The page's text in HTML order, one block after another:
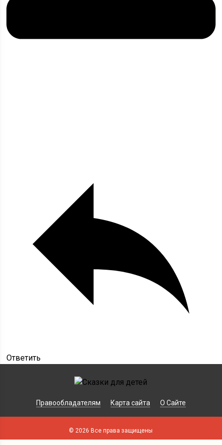
Ответить
Правообладателям Карта сайта О Сайте
© 2026 Все права защищены